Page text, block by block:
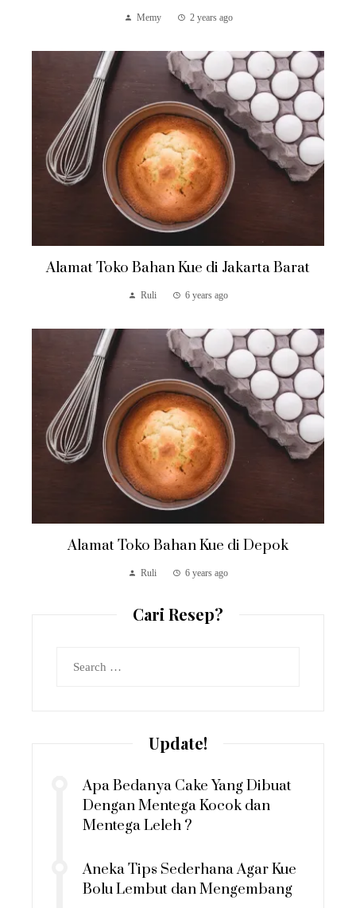
Memy 2 years ago
Alamat Toko Bahan Kue di Jakarta Barat
Ruli 6 years ago
Alamat Toko Bahan Kue di Depok
Ruli 6 years ago
Cari Resep?
Update!
Apa Bedanya Cake Yang Dibuat
Dengan Mentega Kocok dan
Mentega Leleh ?
Aneka Tips Sederhana Agar Kue
Bolu Lembut dan Mengembang